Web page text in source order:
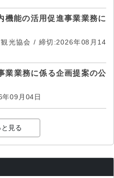
機能の活用促進事業業務に
光協会 / 締切:2026年08月14
業業務に係る企画提案の公
09月04日
と見る